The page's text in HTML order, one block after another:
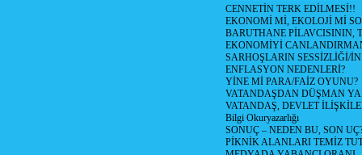
CENNETİN TERK EDİLMESİ!!
EKONOMİ Mİ, EKOLOJİ Mİ
BARUTHANE PİLAVCISININ,
EKONOMİYİ
SARHOŞLARIN SESSİZLİĞİ/
ENFLASYON NEDENLERİ?
YİNE Mİ PARA/FAİZ OYUNU?
VATANDAŞDAN DÜŞMAN
VATANDAŞ, DEVLET
Bilgi Okuryazarlığı
SONUÇ – NEDEN BU, SON
PİKNİK ALANLARI TEMİZ